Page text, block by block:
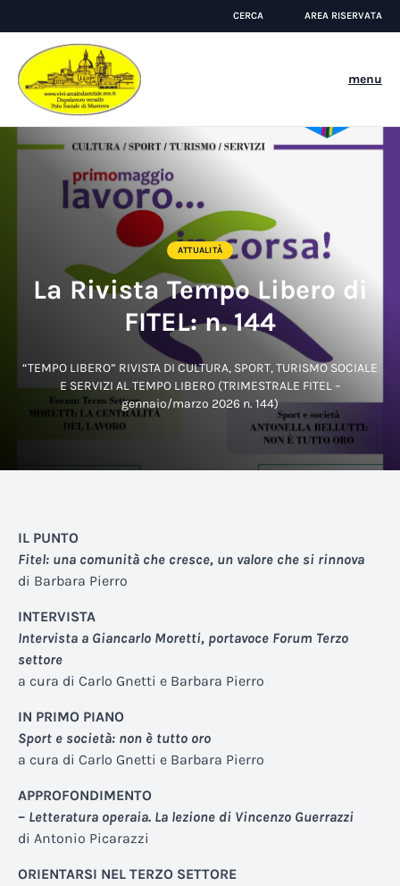
CERCA AREA RISERVATA
menu
ATTUALITÀ
La Rivista Tempo Libero di
FITEL: n. 144
“TEMPO LIBERO” RIVISTA DI CULTURA, SPORT, TURISMO SOCIALE
E SERVIZI AL TEMPO LIBERO (TRIMESTRALE FITEL –
gennaio/marzo 2026 n. 144)
IL PUNTO
Fitel: una comunità che cresce, un valore che si rinnova
di Barbara Pierro
INTERVISTA
Intervista a Giancarlo Moretti, portavoce Forum Terzo
settore
a cura di Carlo Gnetti e Barbara Pierro
IN PRIMO PIANO
Sport e società: non è tutto oro
a cura di Carlo Gnetti e Barbara Pierro
APPROFONDIMENTO
– Letteratura operaia. La lezione di Vincenzo Guerrazzi
di Antonio Picarazzi
ORIENTARSI NEL TERZO SETTORE